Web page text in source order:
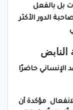
بل بالفعل
الدور الأكثر
النابض
الإنساني حاضرًا
مؤكدة أن